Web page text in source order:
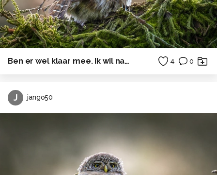
Ben er wel klaar mee. Ik wil naar de kant. 4 0
J jango50